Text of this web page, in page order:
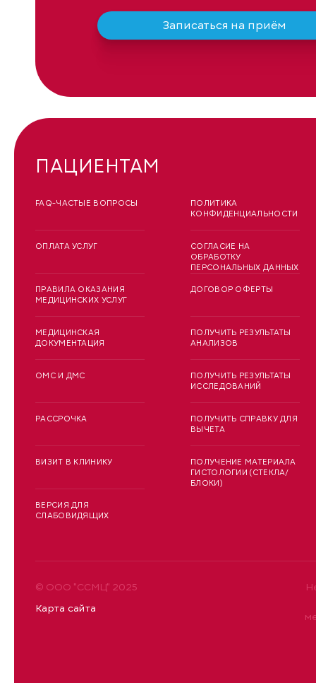
Записаться на приём
ПАЦИЕНТАМ
FAQ-ЧАСТЫЕ ВОПРОСЫ
ОПЛАТА УСЛУГ
ПРАВИЛА ОКАЗАНИЯ
МЕДИЦИНСКИХ УСЛУГ
МЕДИЦИНСКАЯ
ДОКУМЕНТАЦИЯ
ОМС И ДМС
РАССРОЧКА
ВИЗИТ В КЛИНИКУ
ВЕРСИЯ ДЛЯ
СЛАБОВИДЯЩИХ
ПОЛИТИКА
КОНФИДЕНЦИАЛЬНОСТИ
СОГЛАСИЕ НА
ОБРАБОТКУ
ПЕРСОНАЛЬНЫХ ДАННЫХ
ДОГОВОР ОФЕРТЫ
ПОЛУЧИТЬ РЕЗУЛЬТАТЫ
АНАЛИЗОВ
ПОЛУЧИТЬ РЕЗУЛЬТАТЫ
ИССЛЕДОВАНИЙ
ПОЛУЧИТЬ СПРАВКУ ДЛЯ
ВЫЧЕТА
ПОЛУЧЕНИЕ МАТЕРИАЛА
ГИСТОЛОГИИ (СТЕКЛА/
БЛОКИ)
© ООО "ССМЦ" 2025
Карта сайта